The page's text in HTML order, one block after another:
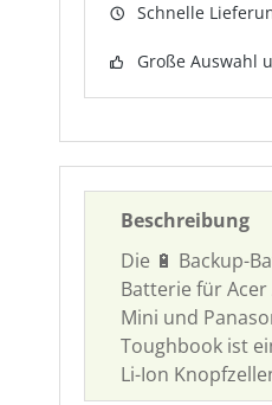
Schnelle
Große Auswahl
Beschreibung
Die 🔋 Backup-
Batterie für Acer
Mini und
Toughbook ist
Li-Ion